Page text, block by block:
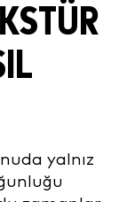
yalnız